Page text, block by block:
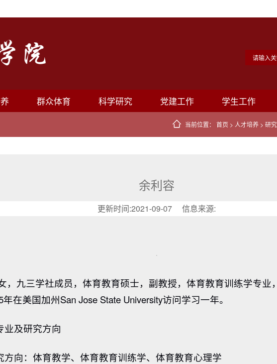
群众体育 科学研究 党建工作 学生工作
当前位置： 首页 > 人才培养 > 研
余利容
更新时间:2021-09-07 信息来源:
，九三学社成员，体育教育硕士，副教授，体育教育训练学专业
在美国加州San Jose State University访问学习一年。
业及研究方向
方向：体育教学、体育教育训练学、体育教育心理学